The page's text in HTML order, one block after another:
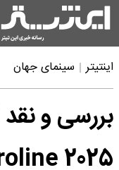
اینتیتر سینمای جهان
بررسی و نقد